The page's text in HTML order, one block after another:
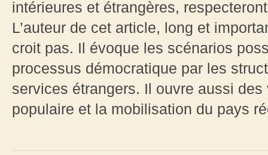
intérieures et étrangères,
L’auteur de cet article, long et
croit pas. Il évoque les scénarios
processus démocratique par les
services étrangers. Il ouvre aussi
populaire et la mobilisation du pays